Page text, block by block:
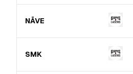
NĀVE
SMK